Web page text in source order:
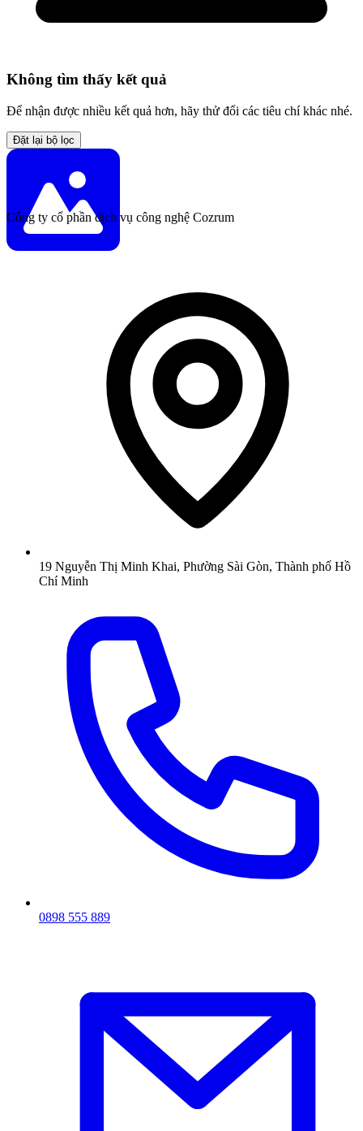
Không tìm thấy kết quả
Để nhận được nhiều kết quả hơn, hãy thử đổi các tiêu chí khác nhé.
Đặt lại bộ lọc
Công ty cổ phần dịch vụ công nghệ Cozrum
19 Nguyễn Thị Minh Khai, Phường Sài Gòn, Thành phố Hồ
Chí Minh
0898 555 889